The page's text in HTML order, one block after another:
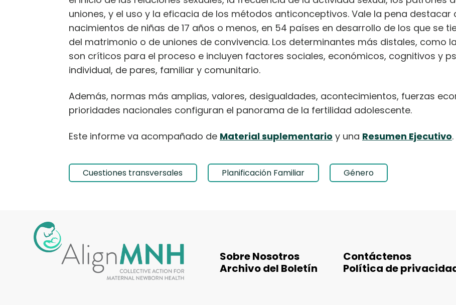
uniones, y el uso y la eficacia de los métodos anticonceptivos. Vale la pena
nacimientos de niñas de 17 años o menos, en 54 países en desarrollo de los que se
del matrimonio o de uniones de convivencia. Los determinantes más distales, como
son críticos para el proceso e incluyen factores sociales, económicos, cognitivos y
individual, de pares, familiar y comunitario.
Además, normas más amplias, valores, desigualdades, acontecimientos, fuerzas
prioridades nacionales configuran el panorama de la fertilidad adolescente.
Este informe va acompañado de Material suplementario y una Resumen Ejecutivo.
Cuestiones transversales Planificación Familiar Género
Sobre Nosotros
Contáctenos
Archivo del Boletín
Política de